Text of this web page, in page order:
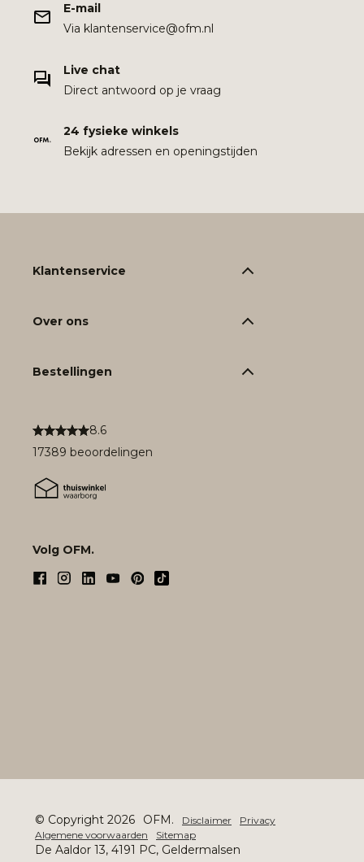
E-mail
Via klantenservice@ofm.nl
Live chat
Direct antwoord op je vraag
24 fysieke winkels
Bekijk adressen en openingstijden
8.6
17389 beoordelingen
Volg OFM.
Klantenservice
Over ons
Bestellingen
© Copyright 2026 OFM. Disclaimer
Privacy
Algemene voorwaarden
Sitemap
De Aaldor 13, 4191 PC, Geldermalsen